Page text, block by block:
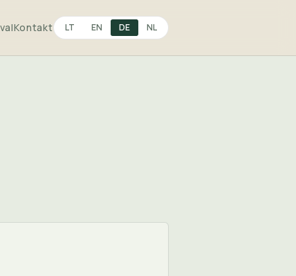
Kontakt LT EN DE NL